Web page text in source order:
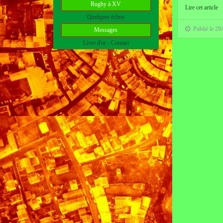
Rugby à XV
Quelques échos
Messages
Livre d'or - Contact
Lire cet article
Publié le 29/